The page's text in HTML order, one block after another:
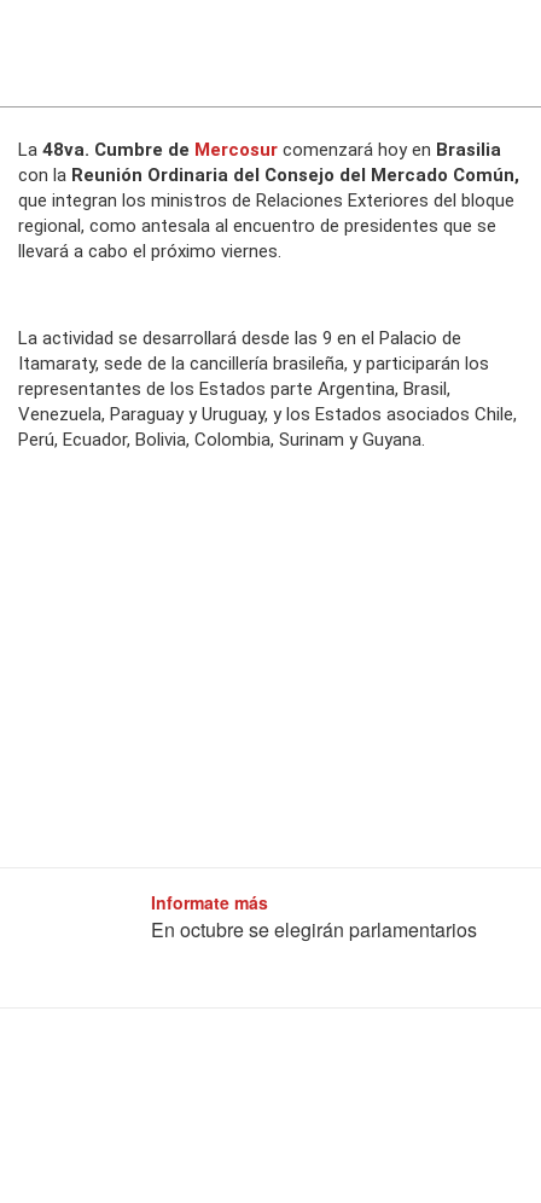
La 48va. Cumbre de Mercosur comenzará hoy en Brasilia
con la Reunión Ordinaria del Consejo del Mercado Común,
que integran los ministros de Relaciones Exteriores del bloque
regional, como antesala al encuentro de presidentes que se
llevará a cabo el próximo viernes.
La actividad se desarrollará desde las 9 en el Palacio de
Itamaraty, sede de la cancillería brasileña, y participarán los
representantes de los Estados parte Argentina, Brasil,
Venezuela, Paraguay y Uruguay, y los Estados asociados Chile,
Perú, Ecuador, Bolivia, Colombia, Surinam y Guyana.
Informate más
En octubre se elegirán parlamentarios